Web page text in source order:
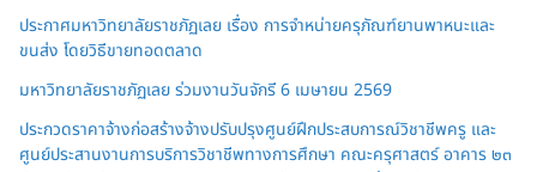
ประกาศมหาวิทยาลัยราชภัฏเลย เรื่อง การจำหน่ายครุภัณฑ์ยานพาหนะและ
ขนส่ง โดยวิธีขายทอดตลาด
มหาวิทยาลัยราชภัฏเลย ร่วมงานวันจักรี 6 เมษายน 2569
ประกวดราคาจ้างก่อสร้างจ้างปรับปรุงศูนย์ฝึกประสบการณ์วิชาชีพครู และ
ศูนย์ประสานงานการบริการวิชาชีพทางการศึกษา คณะครุศาสตร์ อาคาร ๒๓